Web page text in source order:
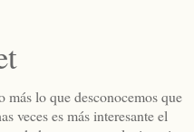
más lo que desconocemos que
veces es más interesante el